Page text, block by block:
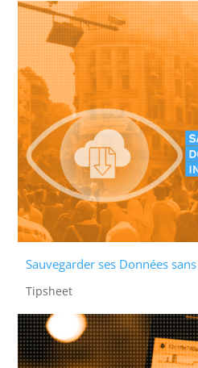
Sauvegarder ses Données
Tipsheet